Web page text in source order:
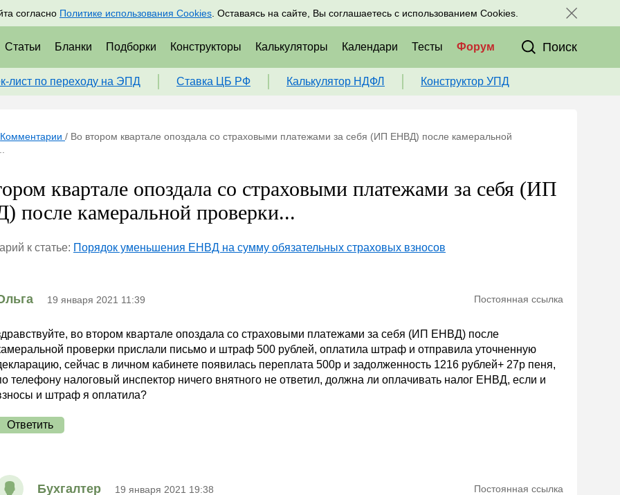
согласно Политике использования Cookies . Оставаясь на сайте, Вы соглашаетесь с использованием Cookies.
Подписаться Присоединяйтесь к нам в соц. сетях:
Статьи Бланки Подборки Конструкторы Калькуляторы Календари Тесты Форум Поиск
лист по переходу на ЭПД Ставка ЦБ РФ Калькулятор НДФЛ Конструктор УПД
Комментарии / Во втором квартале опоздала со страховыми платежами за себя (ИП ЕНВД) после камеральной
квартале опоздала со страховыми платежами за себя (ИП
после камеральной проверки...
к статье: Порядок уменьшения ЕНВД на сумму обязательных страховых взносов
19 января 2021 11:39 Постоянная ссылка
во втором квартале опоздала со страховыми платежами за себя (ИП ЕНВД) после
проверки прислали письмо и штраф 500 рублей, оплатила штраф и отправила уточненную
сейчас в личном кабинете появилась переплата 500р и задолженность 1216 рублей+ 27р пеня,
телефону налоговый инспектор ничего внятного не ответил, должна ли оплачивать налог ЕНВД, если и
и штраф я оплатила?
Ответить
Бухгалтер 19 января 2021 19:38 Постоянная ссылка